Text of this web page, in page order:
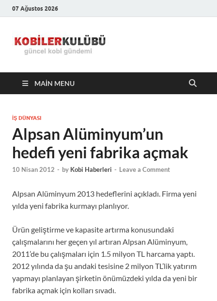
07 Ağustos 2026
Kulübü –
En Güncel
Haberleri
MAIN MENU
İŞ DÜNYASI
Alpsan Alüminyum’un
hedefi yeni fabrika açmak
10 Nisan 2012 - by Kobi Haberleri - Leave a Comment
Alpsan Alüminyum 2013 hedeflerini açıkladı. Firma yeni
yılda yeni fabrika kurmayı planlıyor.
Ürün geliştirme ve kapasite artırma konusundaki
çalışmalarını her geçen yıl artıran Alpsan Alüminyum,
2011’de bu çalışmaları için 1.5 milyon TL harcama yaptı.
2012 yılında da şu andaki tesisine 2 milyon TL’lik yatırım
yapmayı planlayan şirketin önümüzdeki yılda da yeni bir
fabrika açmak için kolları sıvadı.